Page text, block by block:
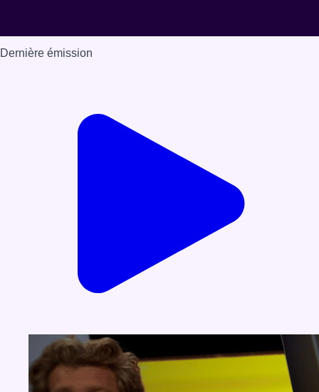
Dernière émission